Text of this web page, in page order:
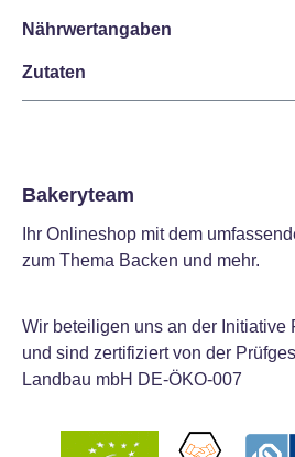
Nährwertangaben
Zutaten
Bakeryteam
Ihr Onlineshop mit dem
zum Thema Backen und mehr.
Wir beteiligen uns an der Initiative
und sind zertifiziert von der
Landbau mbH DE-ÖKO-007